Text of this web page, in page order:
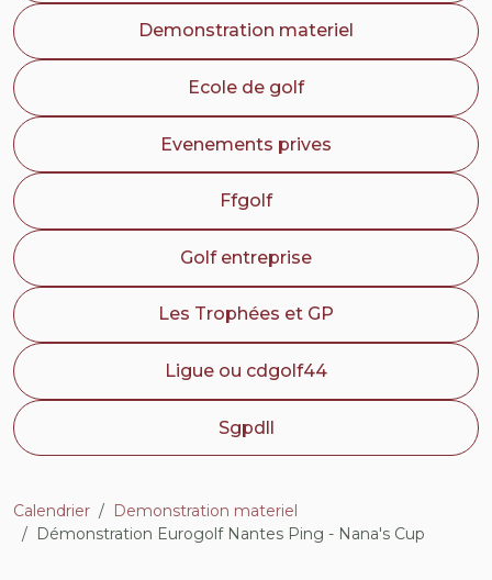
Demonstration materiel
Ecole de golf
Evenements prives
Ffgolf
Golf entreprise
Les Trophées et GP
Ligue ou cdgolf44
Sgpdll
Calendrier
Demonstration materiel
Démonstration Eurogolf Nantes Ping - Nana's Cup